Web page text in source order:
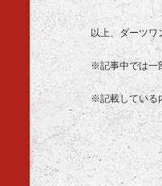
以上、ダーツワ
※記事中では一
※記載している